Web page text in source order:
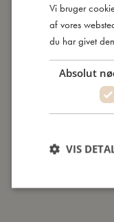
Vi bruger
af vores
du har givet
Absolut
VIS